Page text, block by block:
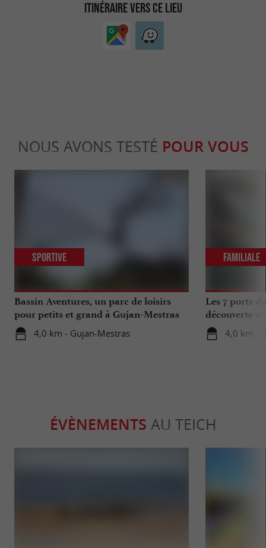
ITINÉRAIRE VERS CE LIEU
NOUS AVONS TESTÉ POUR VOUS
Bassin Aventures, un parc de loisirs
pour petits et grand à Gujan-Mestras
4,0 km - Gujan-Mestras
Sportive
Les 7 ports
découverte
4,0 km -
Familiale
ÉVÈNEMENTS AU TEICH